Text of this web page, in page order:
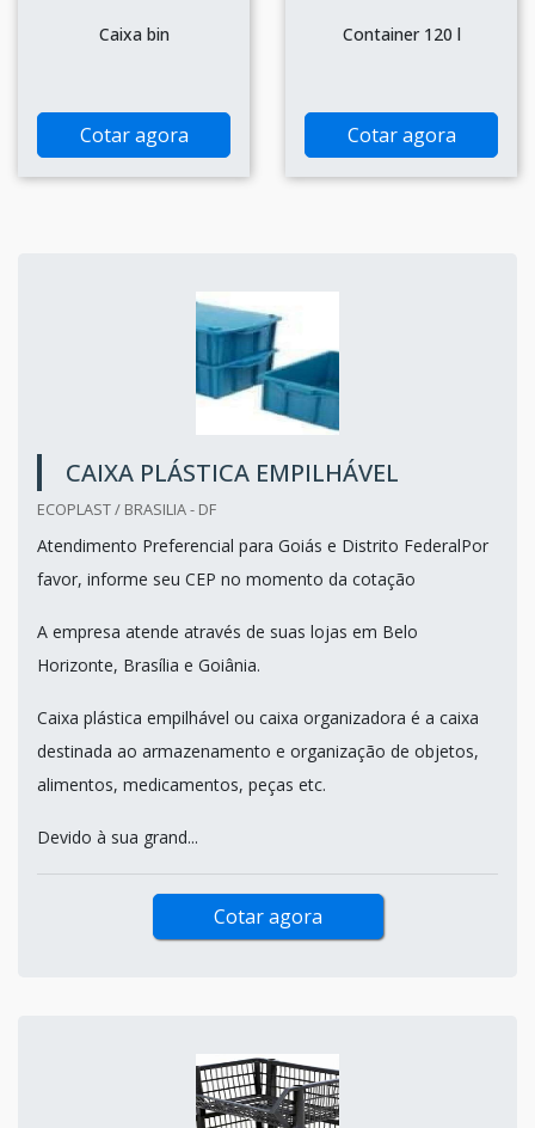
Caixa bin
Cotar agora
Container 120 l
Cotar agora
CAIXA PLÁSTICA EMPILHÁVEL
ECOPLAST / BRASILIA - DF
Atendimento Preferencial para Goiás e Distrito FederalPor
favor, informe seu CEP no momento da cotação
A empresa atende através de suas lojas em Belo
Horizonte, Brasília e Goiânia.
Caixa plástica empilhável ou caixa organizadora é a caixa
destinada ao armazenamento e organização de objetos,
alimentos, medicamentos, peças etc.
Devido à sua grand...
Cotar agora